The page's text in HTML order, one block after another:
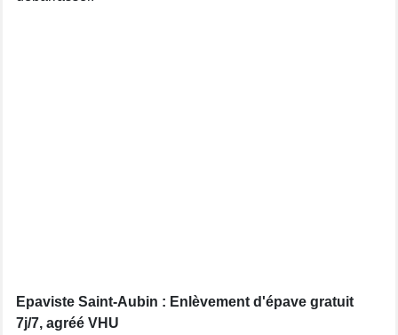
Epaviste Saint-Aubin : Enlèvement d'épave gratuit
7j/7, agréé VHU